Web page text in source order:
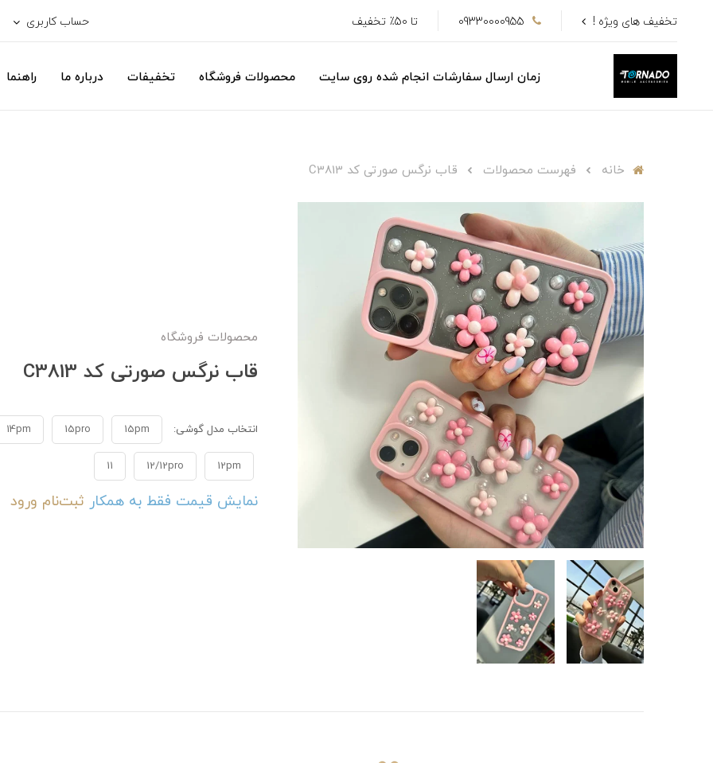
تخفیف های ویژه ! 09330000955 تا 50٪ تخفیف حساب کاربری
زمان ارسال سفارشات انجام شده روی سایت محصولات فروشگاه تخفیفات درباره ما راهنما
خانه فهرست محصولات قاب نرگس صورتی کد C3813
محصولات فروشگاه
قاب نرگس صورتی کد C3813
انتخاب مدل گوشی: 15pm
15pro
14pm
12pm
12/12pro
11
نمایش قیمت فقط به همکار ثبت‌نام ورود